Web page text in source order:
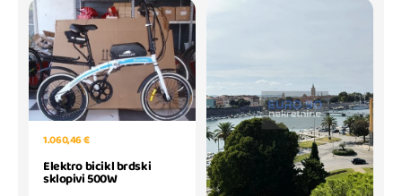
1.060,46 €
Elektro bicikl brdski
sklopivi 500W